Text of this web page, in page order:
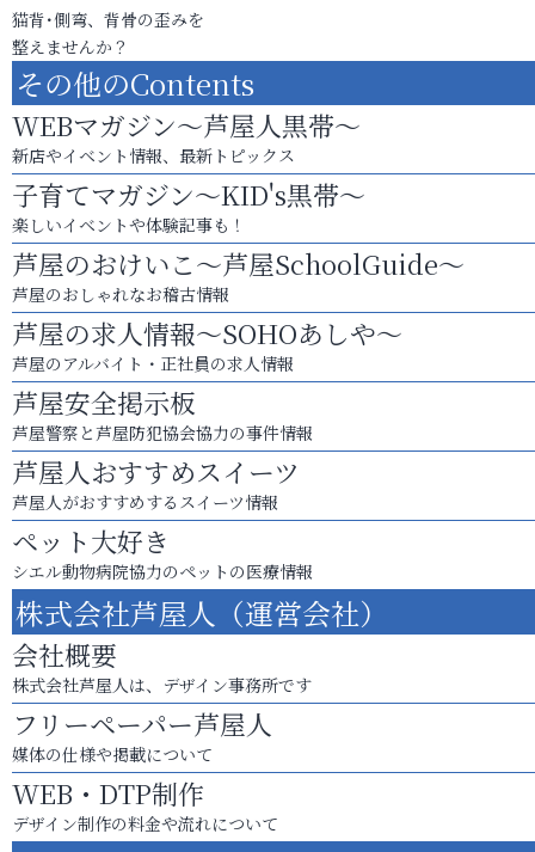
猫背･側弯、背骨の歪みを
整えませんか？
その他のContents
WEBマガジン～芦屋人黒帯～
新店やイベント情報、最新トピックス
子育てマガジン～KID's黒帯～
楽しいイベントや体験記事も！
芦屋のおけいこ～芦屋SchoolGuide～
芦屋のおしゃれなお稽古情報
芦屋の求人情報～SOHOあしや～
芦屋のアルバイト・正社員の求人情報
芦屋安全掲示板
芦屋警察と芦屋防犯協会協力の事件情報
芦屋人おすすめスイーツ
芦屋人がおすすめするスイーツ情報
ペット大好き
シエル動物病院協力のペットの医療情報
株式会社芦屋人（運営会社）
会社概要
株式会社芦屋人は、デザイン事務所です
フリーペーパー芦屋人
媒体の仕様や掲載について
WEB・DTP制作
デザイン制作の料金や流れについて